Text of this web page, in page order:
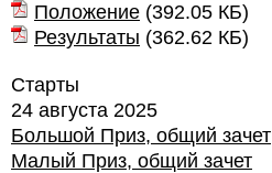
Положение (392.05 КБ)
Результаты (362.62 КБ)
Старты
24 августа 2025
Большой Приз, общий зачет
Малый Приз, общий зачет